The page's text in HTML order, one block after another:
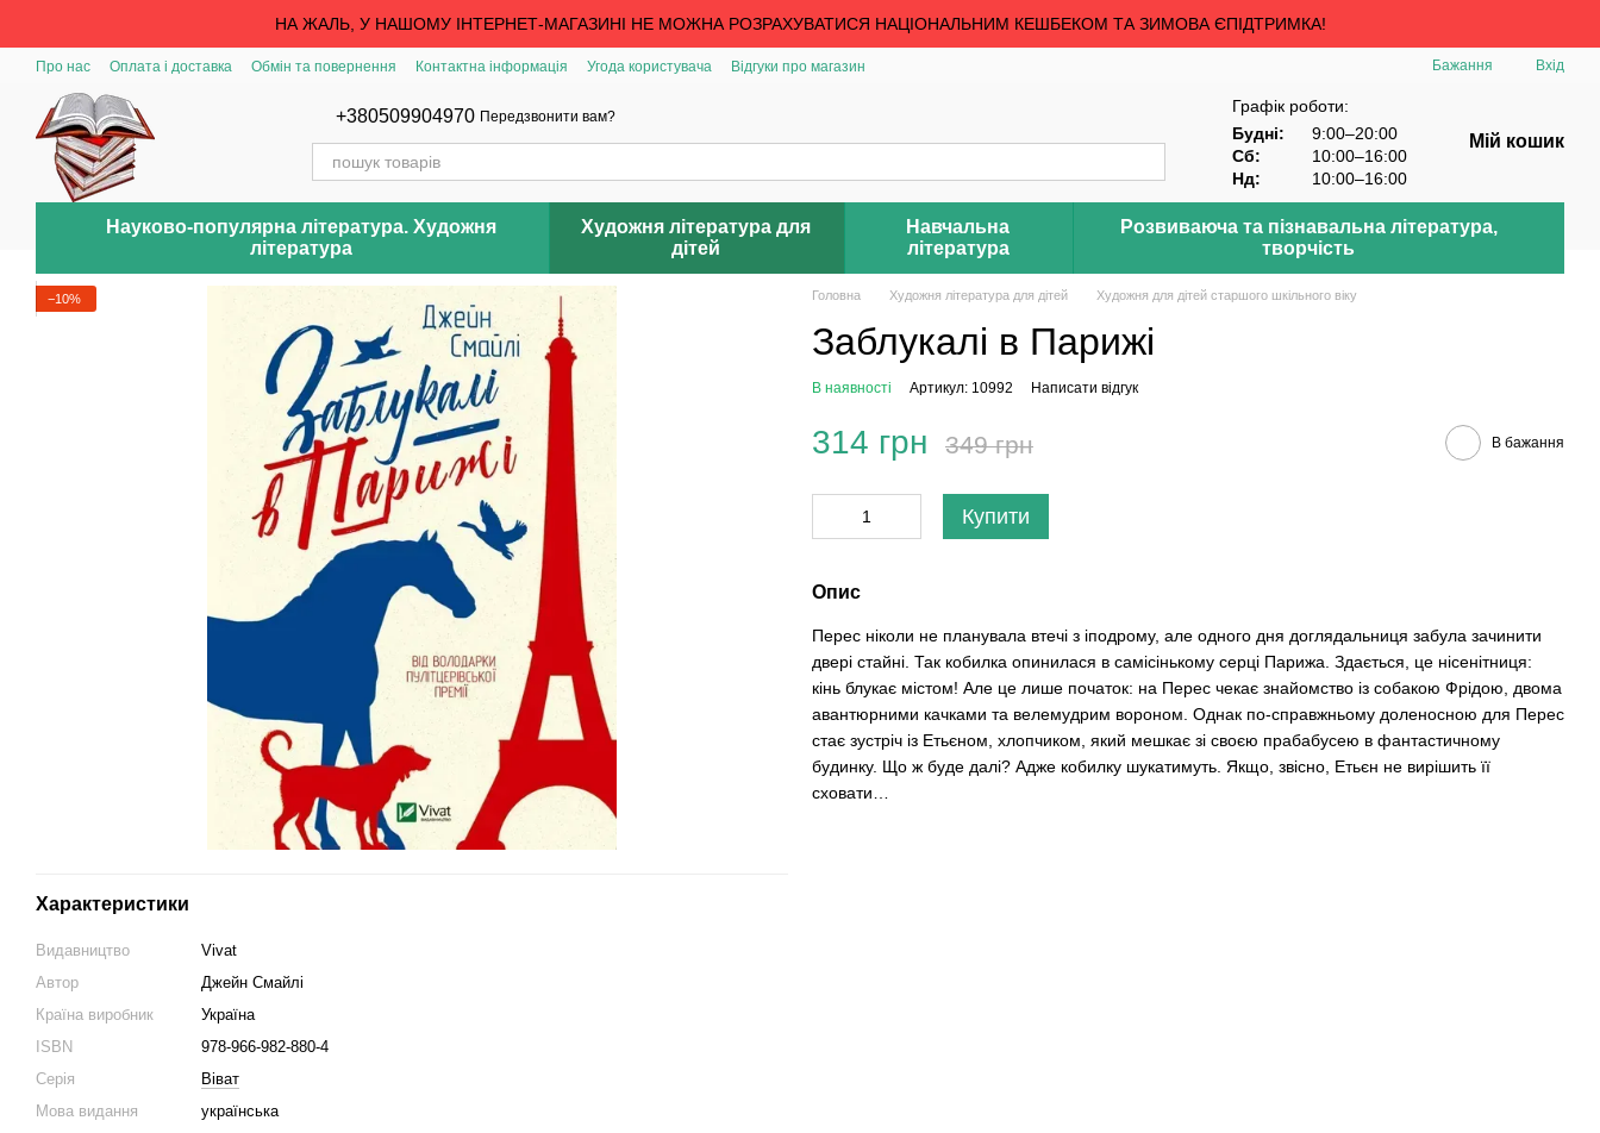
НА ЖАЛЬ, У НАШОМУ ІНТЕРНЕТ-МАГАЗИНІ НЕ МОЖНА РОЗРАХУВАТИСЯ НАЦІОНАЛЬНИМ КЕШБЕКОМ ТА ЗИМОВА ЄПІДТРИМКА!
Про нас Оплата і доставка Обмін та повернення Контактна інформація Угода користувача Відгуки про магазин Бажання Вхід
+380509904970 Передзвонити вам?
Графік роботи:
Будні:
9:00–20:00
Сб:
10:00–16:00
Нд:
10:00–16:00
Мій кошик
Науково-популярна література. Художня
література
Художня література для
дітей
Навчальна
література
Розвиваюча та пізнавальна література,
творчість
−10%
Характеристики
Видавництво
Vivat
Автор
Джейн Смайлі
Країна виробник
Україна
ISBN
978-966-982-880-4
Серія
Віват
Мова видання
українська
Головна Художня література для дітей Художня для дітей старшого шкільного віку
Заблукалі в Парижі
В наявності Артикул: 10992 Написати відгук
314 грн 349 грн В бажання
Купити
Опис
Перес ніколи не планувала втечі з іподрому, але одного дня доглядальниця забула зачинити
двері стайні. Так кобилка опинилася в самісінькому серці Парижа. Здається, це нісенітниця:
кінь блукає містом! Але це лише початок: на Перес чекає знайомство із собакою Фрідою, двома
авантюрними качками та велемудрим вороном. Однак по-справжньому доленосною для Перес
стає зустріч із Етьєном, хлопчиком, який мешкає зі своєю прабабусею в фантастичному
будинку. Що ж буде далі? Адже кобилку шукатимуть. Якщо, звісно, Етьєн не вирішить її
сховати…